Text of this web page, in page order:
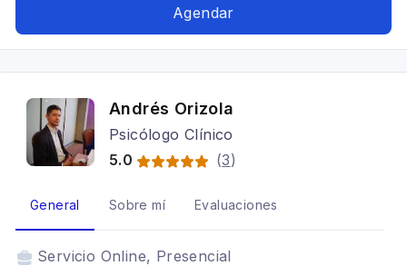
Agendar
Andrés Orizola
Psicólogo Clínico
5.0
(3)
General Sobre mí Evaluaciones
Servicio Online, Presencial